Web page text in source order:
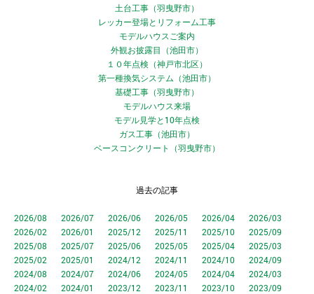
土台工事（羽曳野市）
レッカー登場とリフォーム工事
モデルハウスご案内
外観お披露目（池田市）
１０年点検（神戸市北区）
第一種換気システム（池田市）
基礎工事（羽曳野市）
モデルハウス来場
モデル見学と10年点検
ガス工事（池田市）
ベースコンクリート（羽曳野市）
過去の記事
2026/08 2026/07 2026/06 2026/05 2026/04
2026/03
2026/02
2026/01 2025/12 2025/11 2025/10
2025/09
2025/08
2025/07 2025/06 2025/05 2025/04
2025/03
2025/02
2025/01 2024/12 2024/11 2024/10
2024/09
2024/08
2024/07 2024/06 2024/05 2024/04
2024/03
2024/02
2024/01 2023/12 2023/11 2023/10
2023/09